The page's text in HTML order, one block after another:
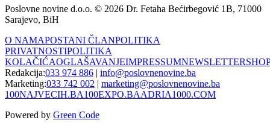
Poslovne novine d.o.o. © 2026 Dr. Fetaha Bećirbegović 1B, 71000
Sarajevo, BiH
O NAMAPOSTANI ČLANPOLITIKA
PRIVATNOSTIPOLITIKA
KOLAČIĆAOGLAŠAVANJEIMPRESSUMNEWSLETTER
Redakcija:033 974 886 | info@poslovnenovine.ba
Marketing:033 742 002 | marketing@poslovnenovine.ba
100NAJVECIH.BA100EXPO.BAADRIA1000.COM
Powered by Green Code